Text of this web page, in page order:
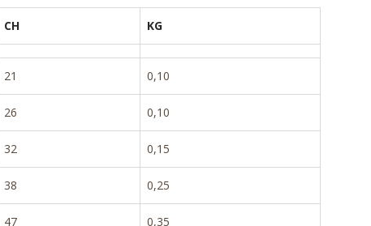
CH KG
21 0,10
26 0,10
32 0,15
38 0,25
47 0,35